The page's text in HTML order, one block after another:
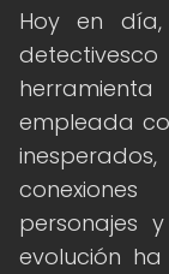
Hoy en
empleada
personajes
evolución